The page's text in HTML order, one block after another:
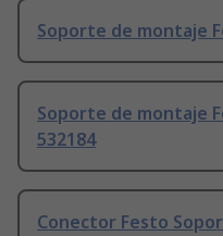
Soporte de montaje
Soporte de montaje
532184
Conector Festo